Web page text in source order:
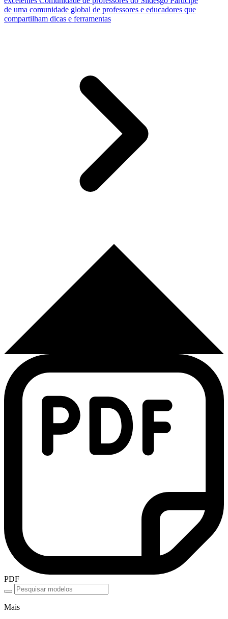
de uma comunidade global de professores e educadores que
compartilham dicas e ferramentas
PDF
Mais